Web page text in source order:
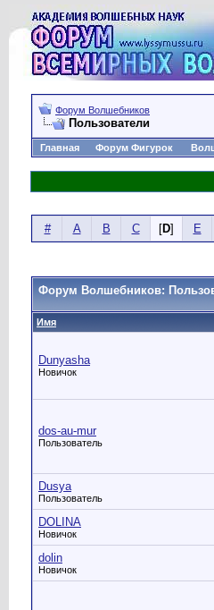
Форум Волшебников
Пользователи
Главная Форум Фигурок
# A B C [D] E
Форум Волшебников:
Имя
Dunyasha
Новичок
dos-au-mur
Пользователь
Dusya
Пользователь
DOLINA
Новичок
dolin
Новичок